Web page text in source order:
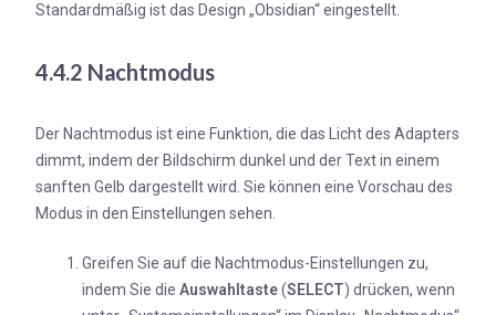
Standardmäßig ist das Design „Obsidian“ eingestellt.
4.4.2 Nachtmodus
Der Nachtmodus ist eine Funktion, die das Licht des Adapters
dimmt, indem der Bildschirm dunkel und der Text in einem
sanften Gelb dargestellt wird. Sie können eine Vorschau des
Modus in den Einstellungen sehen.
Greifen Sie auf die Nachtmodus-Einstellungen zu,
indem Sie die Auswahltaste(SELECT) drücken, wenn